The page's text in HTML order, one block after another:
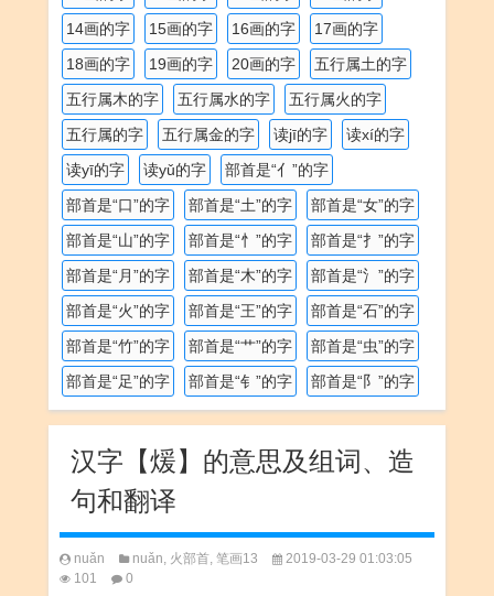
14画的字
15画的字 16画的字
17画的字
18画的字
19画的字 20画的字
五行属土的字
五行属木的字
五行属水的字
五行属火的字
五行属的字
五行属金的字 读jī的字
读xí的字
读yī的字
读yǔ的字
部首是“亻”的字
部首是“口”的字
部首是“土”的字
部首是“女”的字
部首是“山”的字
部首是“忄”的字
部首是“扌”的字
部首是“月”的字
部首是“木”的字
部首是“氵”的字
部首是“火”的字
部首是“王”的字
部首是“石”的字
部首是“竹”的字
部首是“艹”的字
部首是“虫”的字
部首是“足”的字
部首是“钅”的字 部首是“阝”的字
汉字【煖】的意思及组词、造
句和翻译
nuǎn nuǎn, 火部首, 笔画13
2019-03-29 01:03:05
101
0